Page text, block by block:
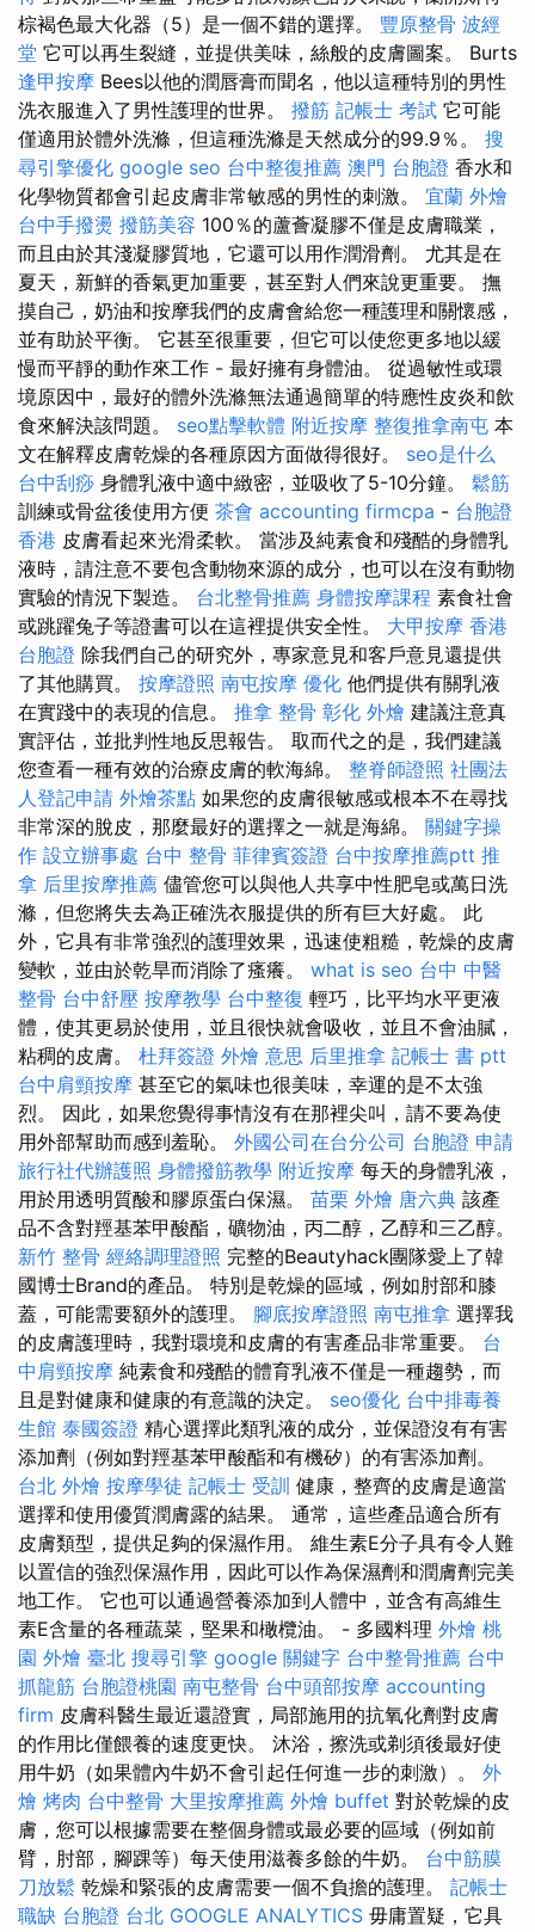
棕褐色最大化器（5）是一個不錯的選擇。 豐原整骨 波經
堂 它可以再生裂縫，並提供美味，絲般的皮膚圖案。 Burts
逢甲按摩 Bees以他的潤唇膏而聞名，他以這種特別的男性
洗衣服進入了男性護理的世界。 撥筋 記帳士 考試 它可能
僅適用於體外洗滌，但這種洗滌是天然成分的99.9％。 搜
尋引擎優化 google seo 台中整復推薦 澳門 台胞證 香水和
化學物質都會引起皮膚非常敏感的男性的刺激。 宜蘭 外燴
台中手撥燙 撥筋美容 100％的蘆薈凝膠不僅是皮膚職業，
而且由於其淺凝膠質地，它還可以用作潤滑劑。 尤其是在
夏天，新鮮的香氣更加重要，甚至對人們來說更重要。 撫
摸自己，奶油和按摩我們的皮膚會給您一種護理和關懷感，
並有助於平衡。 它甚至很重要，但它可以使您更多地以緩
慢而平靜的動作來工作 - 最好擁有身體油。 從過敏性或環
境原因中，最好的體外洗滌無法通過簡單的特應性皮炎和飲
食來解決該問題。 seo點擊軟體 附近按摩 整復推拿南屯 本
文在解釋皮膚乾燥的各種原因方面做得很好。 seo是什么
台中刮痧 身體乳液中適中緻密，並吸收了5-10分鐘。 鬆筋
訓練或骨盆後使用方便 茶會 accounting firmcpa - 台胞證
香港 皮膚看起來光滑柔軟。 當涉及純素食和殘酷的身體乳
液時，請注意不要包含動物來源的成分，也可以在沒有動物
實驗的情況下製造。 台北整骨推薦 身體按摩課程 素食社會
或跳躍兔子等證書可以在這裡提供安全性。 大甲按摩 香港
台胞證 除我們自己的研究外，專家意見和客戶意見還提供
了其他購買。 按摩證照 南屯按摩 優化 他們提供有關乳液
在實踐中的表現的信息。 推拿 整骨 彰化 外燴 建議注意真
實評估，並批判性地反思報告。 取而代之的是，我們建議
您查看一種有效的治療皮膚的軟海綿。 整脊師證照 社團法
人登記申請 外燴茶點 如果您的皮膚很敏感或根本不在尋找
非常深的脫皮，那麼最好的選擇之一就是海綿。 關鍵字操
作 設立辦事處 台中 整骨 菲律賓簽證 台中按摩推薦ptt 推
拿 后里按摩推薦 儘管您可以與他人共享中性肥皂或萬日洗
滌，但您將失去為正確洗衣服提供的所有巨大好處。 此
外，它具有非常強烈的護理效果，迅速使粗糙，乾燥的皮膚
變軟，並由於乾旱而消除了瘙癢。 what is seo 台中 中醫
整骨 台中舒壓 按摩教學 台中整復 輕巧，比平均水平更液
體，使其更易於使用，並且很快就會吸收，並且不會油膩，
粘稠的皮膚。 杜拜簽證 外燴 意思 后里推拿 記帳士 書 ptt
台中肩頸按摩 甚至它的氣味也很美味，幸運的是不太強
烈。 因此，如果您覺得事情沒有在那裡尖叫，請不要為使
用外部幫助而感到羞恥。 外國公司在台分公司 台胞證 申請
旅行社代辦護照 身體撥筋教學 附近按摩 每天的身體乳液，
用於用透明質酸和膠原蛋白保濕。 苗栗 外燴 唐六典 該產
品不含對羥基苯甲酸酯，礦物油，丙二醇，乙醇和三乙醇。
新竹 整骨 經絡調理證照 完整的Beautyhack團隊愛上了韓
國博士Brand的產品。 特別是乾燥的區域，例如肘部和膝
蓋，可能需要額外的護理。 腳底按摩證照 南屯推拿 選擇我
的皮膚護理時，我對環境和皮膚的有害產品非常重要。 台
中肩頸按摩 純素食和殘酷的體育乳液不僅是一種趨勢，而
且是對健康和健康的有意識的決定。 seo優化 台中排毒養
生館 泰國簽證 精心選擇此類乳液的成分，並保證沒有有害
添加劑（例如對羥基苯甲酸酯和有機矽）的有害添加劑。
台北 外燴 按摩學徒 記帳士 受訓 健康，整齊的皮膚是適當
選擇和使用優質潤膚露的結果。 通常，這些產品適合所有
皮膚類型，提供足夠的保濕作用。 維生素E分子具有令人難
以置信的強烈保濕作用，因此可以作為保濕劑和潤膚劑完美
地工作。 它也可以通過營養添加到人體中，並含有高維生
素E含量的各種蔬菜，堅果和橄欖油。 - 多國料理 外燴 桃
園 外燴 臺北 搜尋引擎 google 關鍵字 台中整骨推薦 台中
抓龍筋 台胞證桃園 南屯整骨 台中頭部按摩 accounting
firm 皮膚科醫生最近還證實，局部施用的抗氧化劑對皮膚
的作用比僅餵養的速度更快。 沐浴，擦洗或剃須後最好使
用牛奶（如果體內牛奶不會引起任何進一步的刺激）。 外
燴 烤肉 台中整骨 大里按摩推薦 外燴 buffet 對於乾燥的皮
膚，您可以根據需要在整個身體或最必要的區域（例如前
臂，肘部，腳踝等）每天使用滋養多餘的牛奶。 台中筋膜
刀放鬆 乾燥和緊張的皮膚需要一個不負擔的護理。 記帳士
職缺 台胞證 台北 GOOGLE ANALYTICS 毋庸置疑，它具